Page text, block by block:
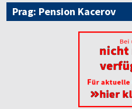
Prag: Pension Kacerov